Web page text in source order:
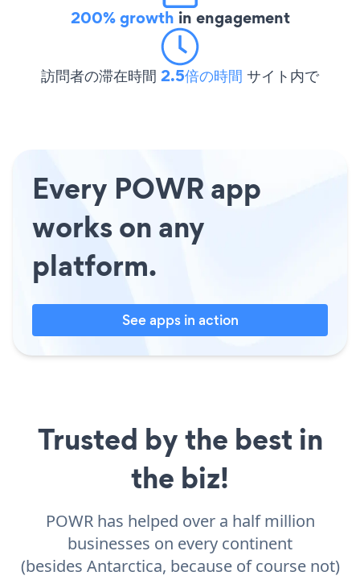
200% growth in engagement
訪問者の滞在時間 2.5倍の時間 サイト内で
Every POWR app
works on any
platform.
See apps in action
Trusted by the best in
the biz!
POWR has helped over a half million
businesses on every continent
(besides Antarctica, because of course not)